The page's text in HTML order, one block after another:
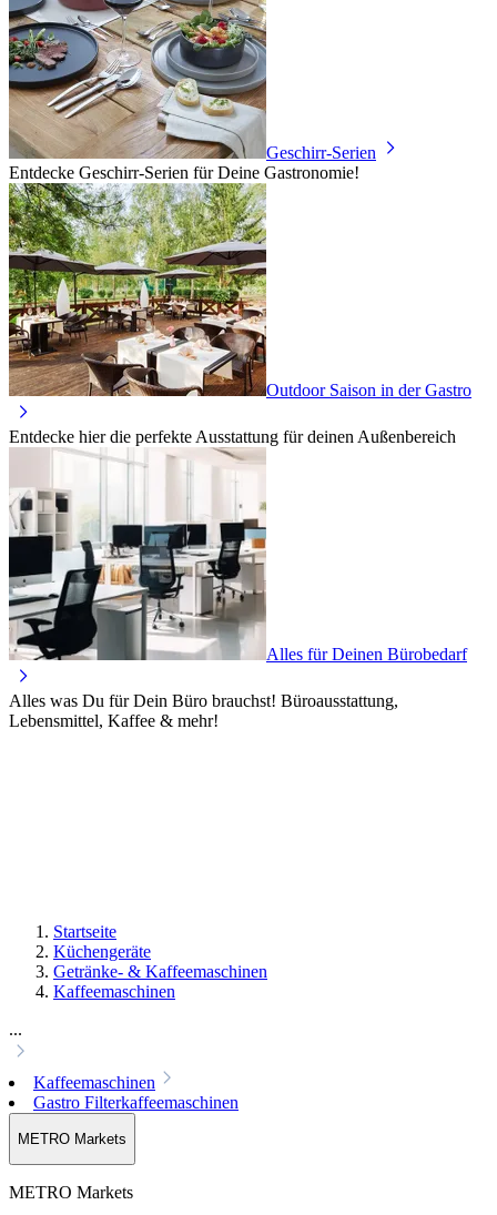
Geschirr-Serien
Entdecke Geschirr-Serien für Deine Gastronomie!
Outdoor Saison in der Gastro
Entdecke hier die perfekte Ausstattung für deinen Außenbereich
Alles für Deinen Bürobedarf
Alles was Du für Dein Büro brauchst! Büroausstattung,
Lebensmittel, Kaffee & mehr!
Startseite
Küchengeräte
Getränke- & Kaffeemaschinen
Kaffeemaschinen
...
Kaffeemaschinen
Gastro Filterkaffeemaschinen
METRO Markets
METRO Markets